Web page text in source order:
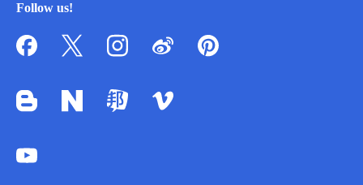
Follow us!